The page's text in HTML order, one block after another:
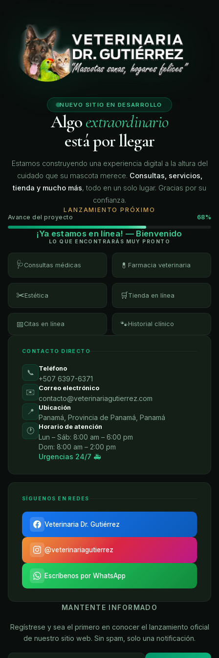
NUEVO SITIO EN DESARROLLO
Algoextraordinario
está por llegar
Estamos construyendo una experiencia digital a la altura del
cuidado que su mascota merece. Consultas, servicios,
tienda y mucho más, todo en un solo lugar. Gracias por su
confianza.
LANZAMIENTO PRÓXIMO
Avance del proyecto
68%
¡Ya estamos en línea! — Bienvenido
LO QUE ENCONTRARÁS MUY PRONTO
🩺 Consultas médicas 💊 Farmacia veterinaria
✂️Estética 🛒Tienda en línea
📅 Citas en línea 🐾Historial clínico
CONTACTO DIRECTO
📞 Teléfono
+507 6397-6371
✉️ Correo electrónico
contacto@veterinariagutierrez.com
📍 Ubicación
Panamá, Provincia de Panamá, Panamá
🕐 Horario de atención
Lun – Sáb: 8:00 am – 6:00 pm
Dom: 8:00 am – 2:00 pm
Urgencias 24/7 🚑
SÍGUENOS EN REDES
Veterinaria Dr. Gutiérrez
@veterinariagutierrez
Escríbenos por WhatsApp
MANTENTE INFORMADO
Regístrese y sea el primero en conocer el lanzamiento oficial
de nuestro sitio web. Sin spam, solo una notificación.